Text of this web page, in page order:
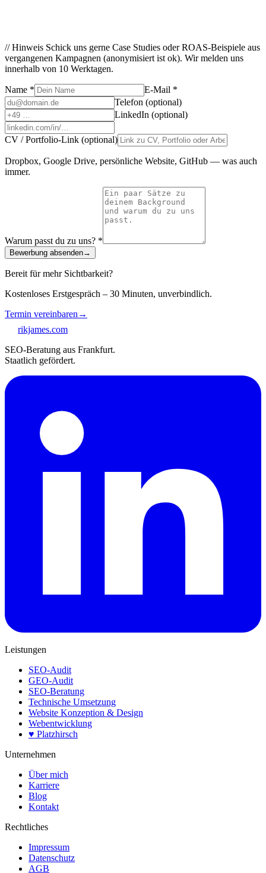
// Hinweis Schick uns gerne Case Studies oder ROAS-Beispiele aus
vergangenen Kampagnen (anonymisiert ist ok). Wir melden uns
innerhalb von 10 Werktagen.
Name *
E-Mail *
Telefon (optional)
LinkedIn (optional)
CV / Portfolio-Link (optional)
Dropbox, Google Drive, persönliche Website, GitHub — was auch
immer.
Warum passt du zu uns? *
Bewerbung absenden→
Bereit für mehr Sichtbarkeit?
Kostenloses Erstgespräch – 30 Minuten, unverbindlich.
Termin vereinbaren →
rikjames.com
SEO-Beratung aus Frankfurt.
Staatlich gefördert.
Leistungen
SEO-Audit
GEO-Audit
SEO-Beratung
Technische Umsetzung
Website Konzeption & Design
Webentwicklung
♥ Platzhirsch
Unternehmen
Über mich
Karriere
Blog
Kontakt
Rechtliches
Impressum
Datenschutz
AGB